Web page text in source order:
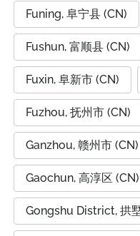
Funing, 阜宁县 (CN)
Fushun, 富顺县 (CN)
Fuxin, 阜新市 (CN)
Fuzhou, 抚州市 (CN)
Ganzhou, 赣州市 (CN)
Gaochun, 高淳区 (CN)
Gongshu District, 拱